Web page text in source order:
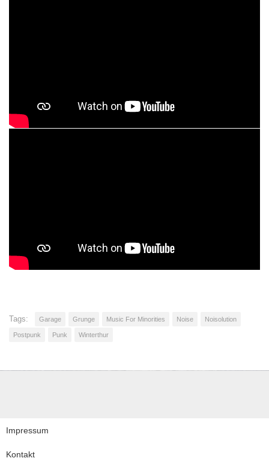
Tags: Garage Grunge Music For Minorities Noise Noisolution
Postpunk Punk Winterthur
Impressum
Kontakt